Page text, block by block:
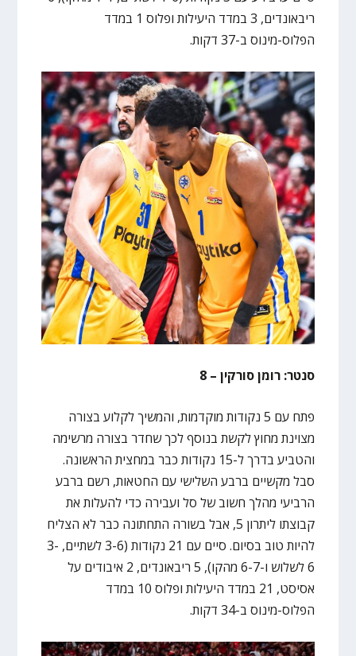
ריבאונדים, 3 במדד היעילות ופלוס 1 במדד
הפלוס-מינוס ב-37 דקות.
סנטר: רומן סורקין – 8
פתח עם 5 נקודות מוקדמות, והמשיך לקלוע בצורה
מצוינת מחוץ לקשת בנוסף לכך שחדר בצורה מרשימה
והטביע בדרך ל-15 נקודות כבר במחצית הראשונה.
סבל מקשיים ברבע השלישי עם החטאות, רשם ברבע
הרביעי מהלך חשוב של סל ועבירה כדי להעלות את
קבוצתו ליתרון 5, אבל בשורה התחתונה כבר לא הצליח
להיות טוב בסיום. סיים עם 21 נקודות (3-6 לשתיים, 3-
6 לשלוש ו-6-7 מהקו), 5 ריבאונדים, 2 איבודים על
אסיסט, 21 במדד היעילות ופלוס 10 במדד
הפלוס-מינוס ב-34 דקות.